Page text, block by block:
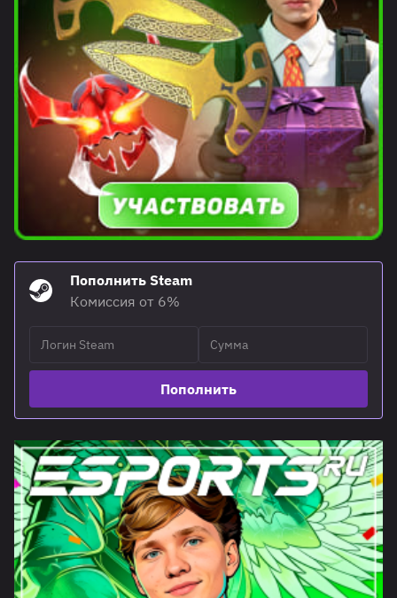
Пополнить Steam
Комиссия от 6%
Пополнить